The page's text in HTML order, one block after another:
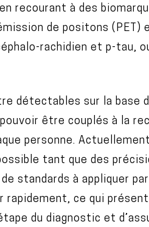
recourant à des
de positons (PET)
rachidien et p-tau,
détectables sur la base
être couplés à la
personne.
tant que des
standards à appliquer
ce qui
du diagnostic et